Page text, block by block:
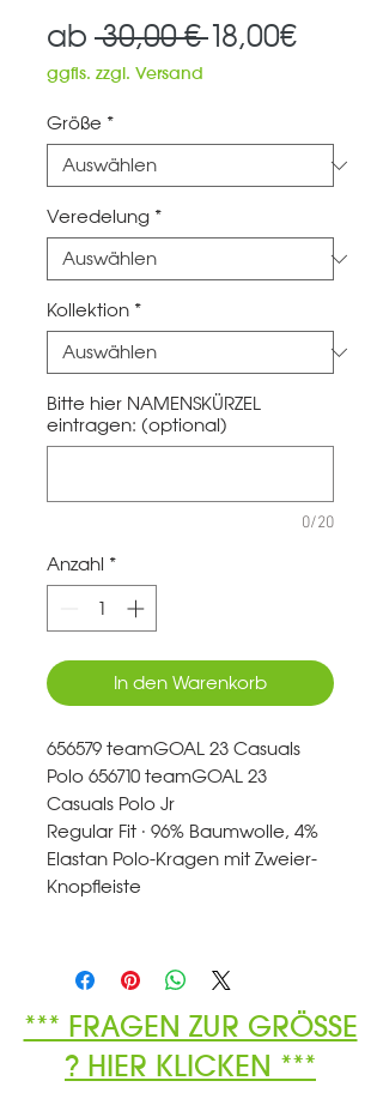
ab 30,00 € 18,00€Sale-
ggfls. zzgl. Versand
Größe *
Veredelung *
Kollektion *
Bitte hier NAMENSKÜRZEL
eintragen: (optional)
0/20
Anzahl *
In den Warenkorb
656579 teamGOAL 23 Casuals
Polo 656710 teamGOAL 23
Casuals Polo Jr
Regular Fit · 96% Baumwolle, 4%
Elastan Polo-Kragen mit Zweier-
Knopfleiste
*** FRAGEN ZUR GRÖSSE
? HIER KLICKEN ***